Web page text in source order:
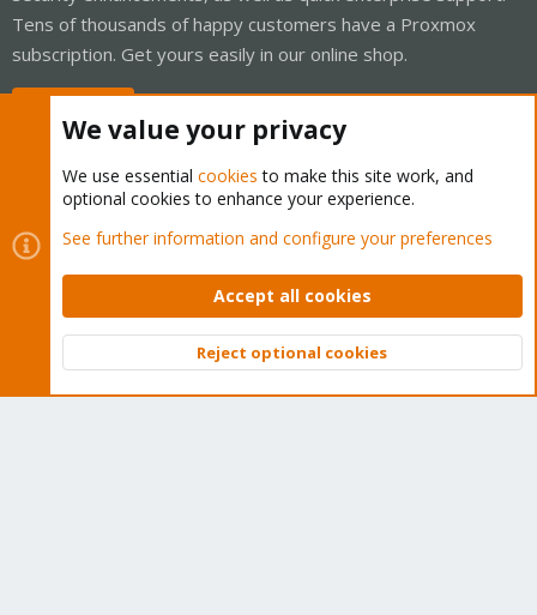
Tens of thousands of happy customers have a Proxmox
subscription. Get yours easily in our online shop.
Cookies
Proxmox Support Forum - Light Mode
Contact us
Terms and rules Privacy policy Help Home
Community platform by XenForo © 2010-2026 XenForo Ltd.
Top
We value your privacy
We use essential cookies to make this site work, and
optional cookies to enhance your experience.
See further information and configure your preferences
Accept all cookies
Reject optional cookies